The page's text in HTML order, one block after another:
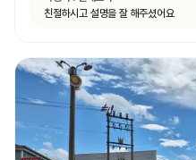
친절하시고 설명을 잘 해주셨어요